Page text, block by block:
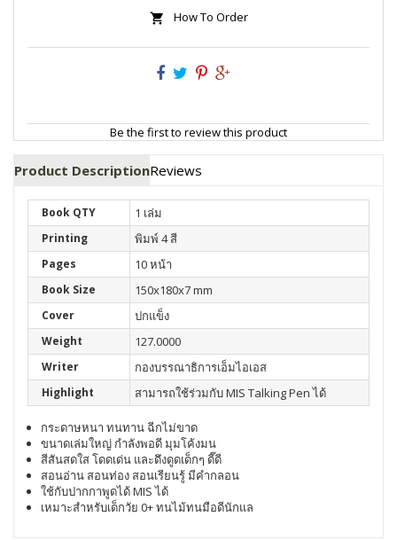
How To Order
Be the first to review this product
Product DescriptionReviews
Book QTY 1 เล่ม
Printing พิมพ์ 4 สี
Pages 10 หน้า
Book Size 150x180x7 mm
Cover ปกแข็ง
Weight 127.0000
Writer กองบรรณาธิการเอ็มไอเอส
Highlight สามารถใช้ร่วมกับ MIS Talking Pen ได้
กระดาษหนา ทนทาน ฉีกไม่ขาด
ขนาดเล่มใหญ่ กำลังพอดี มุมโค้งมน
สีสันสดใส โดดเด่น และดึงดูดเด็กๆ ดี๊ดี
สอนอ่าน สอนท่อง สอนเรียนรู้ มีคำกลอน
ใช้กับปากกาพูดได้ MIS ได้
เหมาะสำหรับเด็กวัย 0+ ทนไม้ทนมือดีนักแล